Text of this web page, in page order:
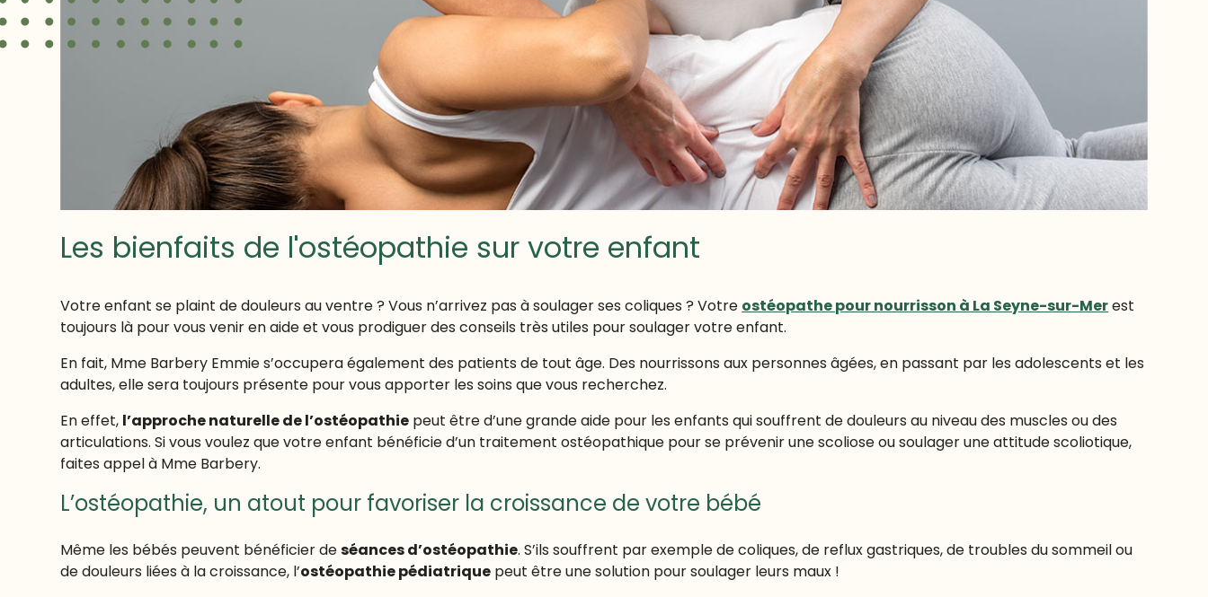
Les bienfaits de l'ostéopathie sur votre enfant
Votre enfant se plaint de douleurs au ventre ? Vous n’arrivez pas à soulager ses coliques ? Votre ostéopathe pour nourrisson à La Seyne-sur-Merest
toujours là pour vous venir en aide et vous prodiguer des conseils très utiles pour soulager votre enfant.
En fait, Mme Barbery Emmie s’occupera également des patients de tout âge. Des nourrissons aux personnes âgées, en passant par les adolescents et les
adultes, elle sera toujours présente pour vous apporter les soins que vous recherchez.
En effet, l’approche naturelle de l’ostéopathie peut être d’une grande aide pour les enfants qui souffrent de douleurs au niveau des muscles ou des
articulations. Si vous voulez que votre enfant bénéficie d’un traitement ostéopathique pour se prévenir une scoliose ou soulager une attitude scoliotique,
faites appel à Mme Barbery.
L’ostéopathie, un atout pour favoriser la croissance de votre bébé
Même les bébés peuvent bénéficier deséances d’ostéopathie. S’ils souffrent par exemple de coliques, de reflux gastriques, de troubles du sommeil ou
de douleurs liées à la croissance, l’ostéopathie pédiatrique peut être une solution pour soulager leurs maux !